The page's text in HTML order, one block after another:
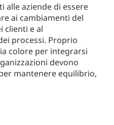
alle aziende di essere
ai cambiamenti del
clienti e al
processi. Proprio
colore per integrarsi
devono
mantenere equilibrio,